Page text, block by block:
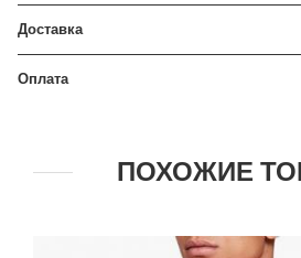
Доставка
Оплата
ПОХОЖИЕ